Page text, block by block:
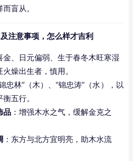
盲从。
注意事项，怎么样才吉利
金、日元偏弱、生于春冬木旺寒湿
燥出生者，慎用。
忠林”（木）、“锦忠涛”（水），以
五行。
品：增强木水之气，缓解金克之
：东方与北方宜明亮，助木水流